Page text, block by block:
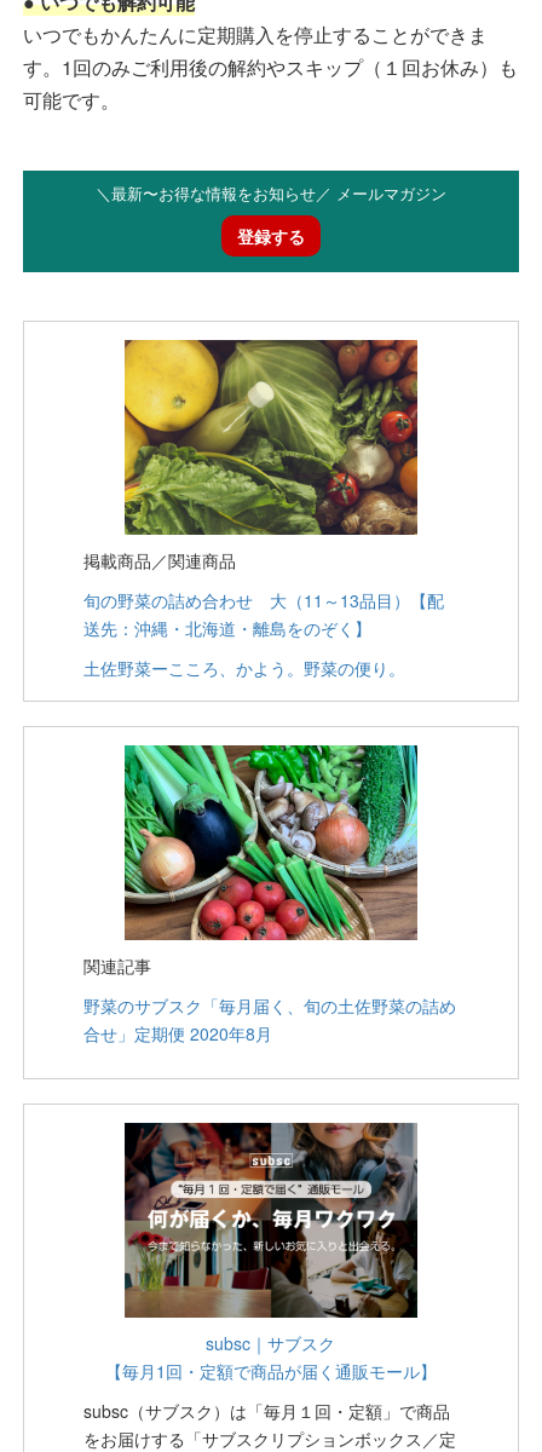
いつでもかんたんに定期購入を停止することができま
す。1回のみご利用後の解約やスキップ（１回お休み）も
可能です。
＼最新〜お得な情報をお知らせ／ メールマガジン
登録する
掲載商品／関連商品
旬の野菜の詰め合わせ 大（11～13品目）【配
送先：沖縄・北海道・離島をのぞく】
土佐野菜ーこころ、かよう。野菜の便り。
関連記事
野菜のサブスク「毎月届く、旬の土佐野菜の詰め
合せ」定期便 2020年8月
subsc｜サブスク
【毎月1回・定額で商品が届く通販モール】
subsc（サブスク）は「毎月１回・定額」で商品
をお届けする「サブスクリプションボックス／定